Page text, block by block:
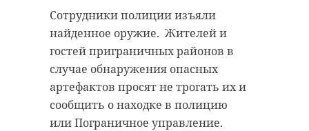
Сотрудники полиции изъяли
найденное оружие. Жителей и
гостей приграничных районов в
случае обнаружения опасных
артефактов просят не трогать их и
сообщить о находке в полицию
или Пограничное управление.
удастся узнать, какой была жизнь
Анны Беквор и других бельгийцев
в Сосновом Бору.
история
военно-историческая
реконструкция
каменка
линия маннергейма